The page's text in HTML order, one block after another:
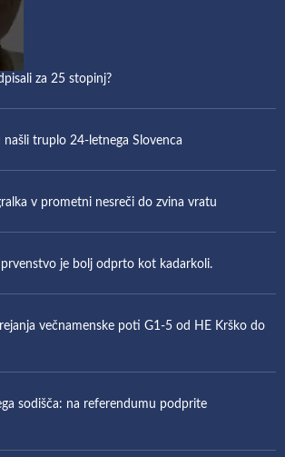
za 25 stopinj?
našli truplo 24-letnega Slovenca
v prometni nesreči do zvina vratu
je bolj odprto kot kadarkoli.
večnamenske poti G1-5 od HE Krško do
sodišča: na referendumu podprite